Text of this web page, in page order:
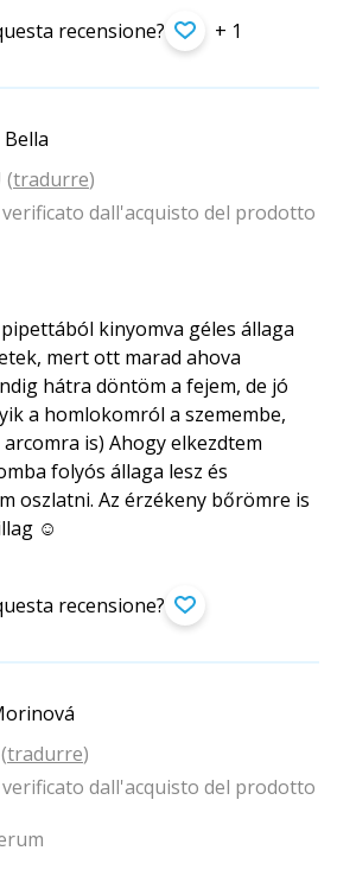
recensione? + 1
(tradurre)
dall'acquisto del prodotto
kinyomva géles állaga
mert ott marad ahova
hátra döntöm a fejem, de jó
a homlokomról a szemembe,
is) Ahogy elkezdtem
folyós állaga lesz és
oszlatni. Az érzékeny bőrömre is
☺️
recensione?
tradurre)
dall'acquisto del prodotto